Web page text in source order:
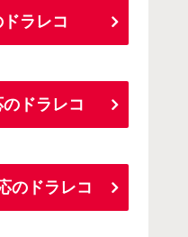
ラレコ
ドラレコ
のドラレコ